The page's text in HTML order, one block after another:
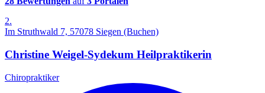
2.
Im Struthwald 7, 57078 Siegen (Buchen)
Christine Weigel-Sydekum Heilpraktikerin
Chiropraktiker